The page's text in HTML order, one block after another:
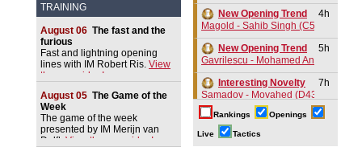
TRAINING
August 06 The fast and the
furious
Fast and lightning opening
lines with IM Robert Ris. View
the new video!
August 05 The Game of the
Week
The game of the week
presented by IM Merijn van
Delft. View the new video!
New Opening Trend
Magold - Sahib Singh (C55)
4h
New Opening Trend
Gavrilescu - Mohamed Anees M
5h
Interesting Novelty
Samadov - Movahed (D43)
7h
New Opening Trend
Kuzubov - Gagic (D50)
7h
Rankings Openings
Live Tactics